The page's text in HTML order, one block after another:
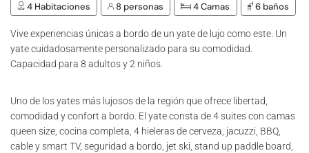
4 Habitaciones 8 personas 4 Camas 6 baños
Vive experiencias únicas a bordo de un yate de lujo como este. Un
yate cuidadosamente personalizado para su comodidad.
Capacidad para 8 adultos y 2 niños.
Uno de los yates más lujosos de la región que ofrece libertad,
comodidad y confort a bordo. El yate consta de 4 suites con camas
queen size, cocina completa, 4 hieleras de cerveza, jacuzzi, BBQ,
cable y smart TV, seguridad a bordo, jet ski, stand up paddle board,